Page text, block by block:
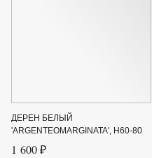
ДЕРЕН БЕЛЫЙ
'ARGENTEOMARGINATA', H60-80
1 600 ₽